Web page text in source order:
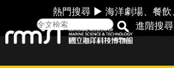
熱門搜尋 ►海洋劇場 、餐飲
進階搜尋